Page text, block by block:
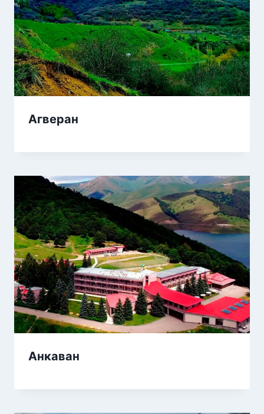
Агверан
Анкаван